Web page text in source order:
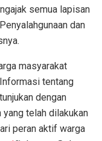
semua lapisan
dan
masyarakat
tentang
dengan
telah dilakukan
peran aktif warga